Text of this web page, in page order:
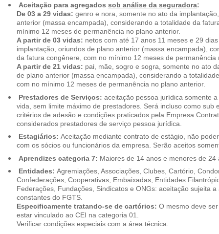
Aceitação para agregados sob análise da seguradora:
De 03 a 29 vidas: genro e nora, somente no ato da
anterior (massa encampada), considerando a totalidade da
mínimo 12 meses de permanência no plano anterior.
A partir de 03 vidas: netos com até 17 anos 11 meses e 29
implantação, oriundos de plano anterior (massa encampada),
da fatura congênere, com no mínimo 12 meses de permanência
A partir de 21 vidas: pai, mãe, sogro e sogra, somente no ato
de plano anterior (massa encampada), considerando a
com no mínimo 12 meses de permanência no plano anterior.
Prestadores de Serviços: aceitação pessoa jurídica somente a
vida, sem limite máximo de prestadores. Será incluso como sub
critérios de adesão e condições praticados pela Empresa
considerados prestadores de serviço pessoa jurídica.
Estagiários: Aceitação mediante contrato de estágio, não
com os sócios ou funcionários da empresa. Serão aceitos
Aprendizes categoria 7: Maiores de 14 anos e menores de 24
Entidades: Agremiações, Associações, Clubes, Cartório,
Confederações, Cooperativas, Embaixadas, Entidades
Federações, Fundações, Sindicatos e ONGs: aceitação sujeita
constantes do FGTS.
Especificamente tratando-se de cartórios: O mesmo deve
estar vinculado ao CEI na categoria 01.
Verificar condições especiais com a área técnica.